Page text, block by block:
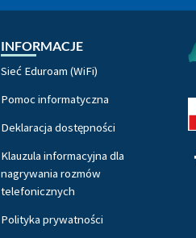
INFORMACJE
Sieć Eduroam (WiFi)
Pomoc informatyczna
Deklaracja dostępności
Klauzula informacyjna dla
nagrywania rozmów
telefonicznych
Polityka prywatności